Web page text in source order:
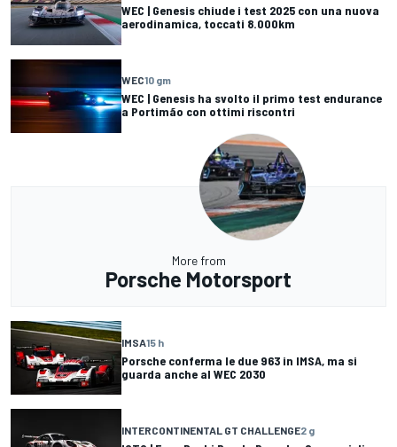
WEC | Genesis chiude i test 2025 con una nuova
aerodinamica, toccati 8.000km
WEC10 gm
WEC | Genesis ha svolto il primo test endurance
a Portimão con ottimi riscontri
More from
Porsche Motorsport
IMSA15 h
Porsche conferma le due 963 in IMSA, ma si
guarda anche al WEC 2030
INTERCONTINENTAL GT CHALLENGE2 g